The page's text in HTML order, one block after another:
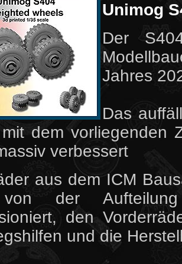
Unimog
Der
Jahres
Das
dem vorliegenden
verbessert
aus dem ICM
der Aufteilung
den
und die